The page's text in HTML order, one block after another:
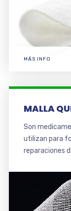
MÁS INFO
MALLA
Son
utilizan para
reparaciones